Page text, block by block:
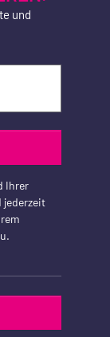
und
Ihrer
jederzeit